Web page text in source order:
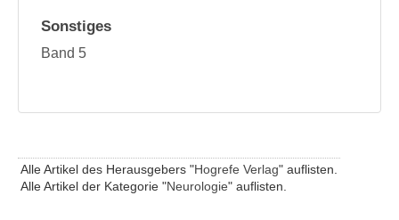
Sonstiges
Band 5
Alle Artikel des Herausgebers "Hogrefe Verlag" auflisten.
Alle Artikel der Kategorie "Neurologie" auflisten.